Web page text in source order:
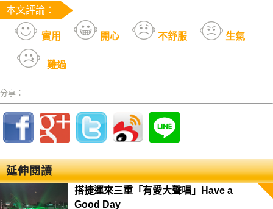
本文評論：
實用 開心 不舒服 生氣
難過
分享：
延伸閱讀
搭捷運來三重「有愛大聲唱」Have a
Good Day